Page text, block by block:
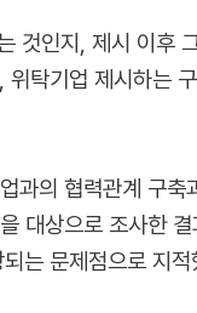
것인지, 제시 이후
위탁기업 제시하는
과의 협력관계 구
대상으로 조사한
되는 문제점으로 지